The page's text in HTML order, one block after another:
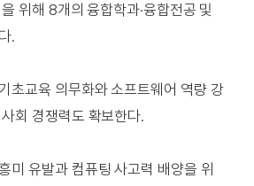
위해 8개의 융합학과·융합전공 및
.
초교육 의무화와 소프트웨어 역량 강
회 경쟁력도 확보한다.
미 유발과 컴퓨팅 사고력 배양을 위